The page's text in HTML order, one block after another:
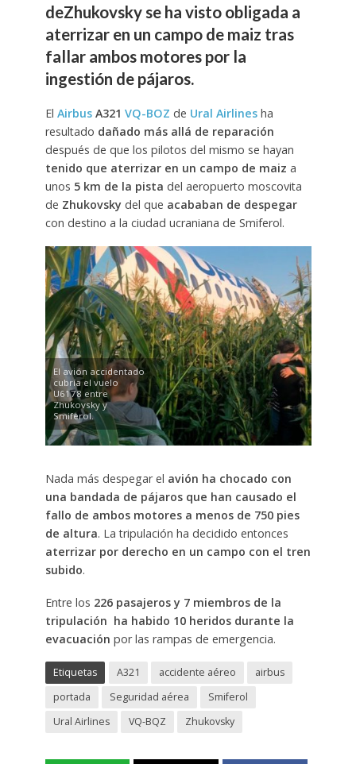
deZhukovsky se ha visto obligada a
aterrizar en un campo de maiz tras
fallar ambos motores por la
ingestión de pájaros.
El AirbusA321 VQ-BOZ de Ural Airlinesha
resultado dañado más allá de reparación
después de que los pilotos del mismo se hayan
tenido que aterrizar en un campo de maiz a
unos 5 km de la pista del aeropuerto moscovita
de Zhukovskydel que acababan de despegar
con destino a la ciudad ucraniana de Smiferol.
El avión accidentado
cubría el vuelo
U6178 entre
Zhukovsky y
Smiferol.
Nada más despegar el avión ha chocado con
una bandada de pájaros que han causado el
fallo de ambos motores a menos de 750 pies
de altura. La tripulación ha decidido entonces
aterrizar por derecho en un campo con el tren
subido.
Entre los 226 pasajeros y 7 miembros de la
tripulación ha habido 10 heridos durante la
evacuación por las rampas de emergencia.
Etiquetas A321 accidente aéreo
airbus
portada
Seguridad aérea
Smiferol
Ural Airlines
VQ-BQZ Zhukovsky